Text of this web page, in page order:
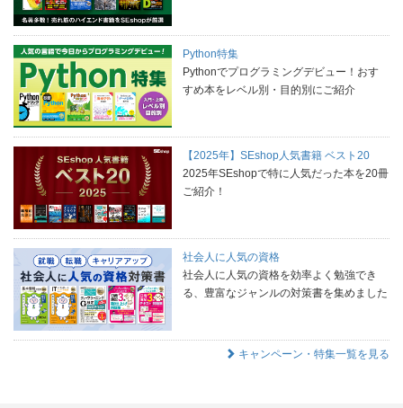
Python特集
Pythonでプログラミングデビュー！おす
すめ本をレベル別・目的別にご紹介
【2025年】SEshop人気書籍 ベスト20
2025年SEshopで特に人気だった本を20冊
ご紹介！
社会人に人気の資格
社会人に人気の資格を効率よく勉強でき
る、豊富なジャンルの対策書を集めました
キャンペーン・特集一覧を見る